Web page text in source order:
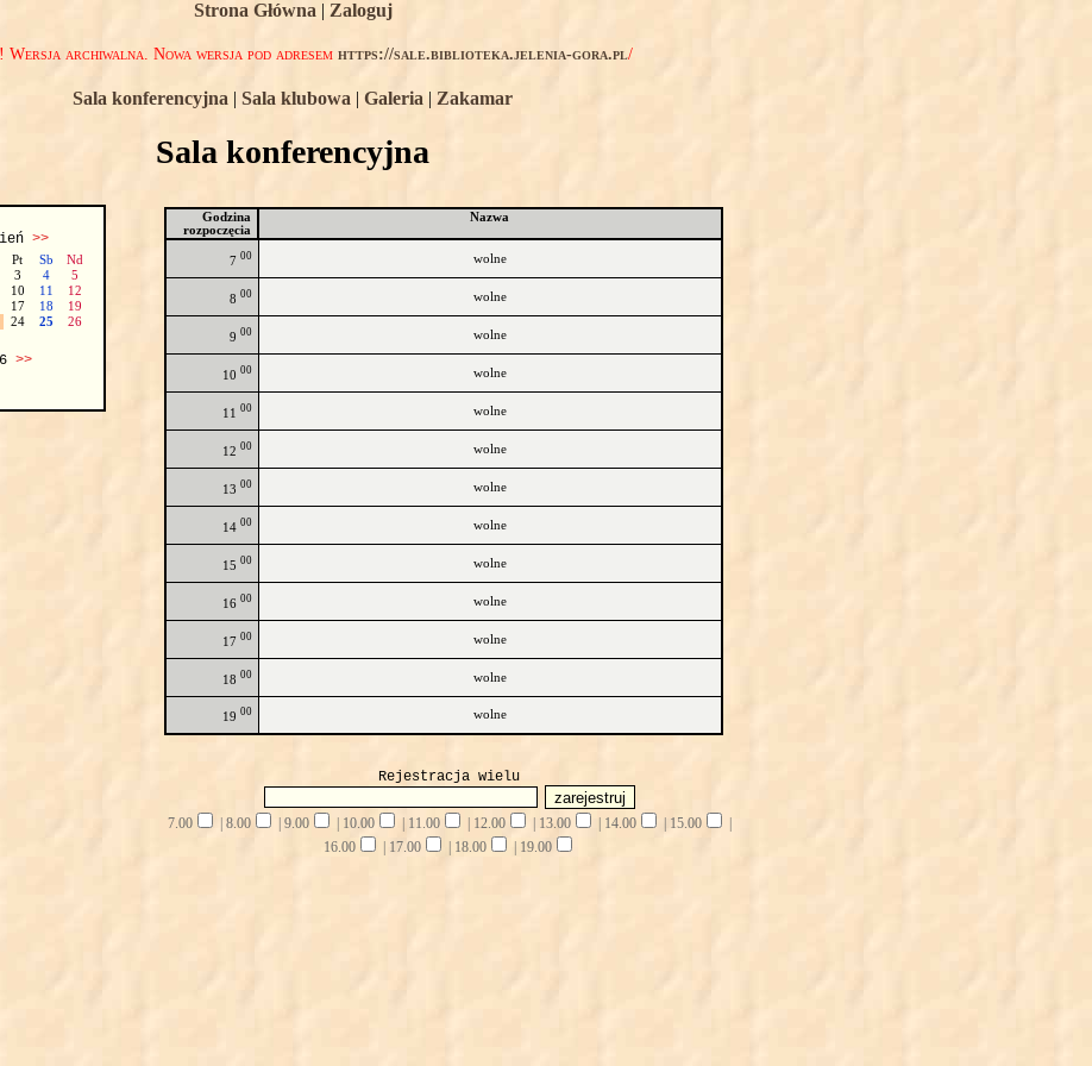
Strona Główna | Zaloguj
Wersja archiwalna. Nowa wersja pod adresem https://sale.biblioteka.jelenia-gora.pl/
Sala konferencyjna | Sala klubowa | Galeria | Zakamar
Sala konferencyjna
>>
Pt Sb
Nd
3 4
5
10 11
12
17 18
19
24 25
26
>>
Godzina
rozpoczęcia
Nazwa
7 00 wolne
8 00 wolne
9 00 wolne
10 00 wolne
11 00 wolne
12 00 wolne
13 00 wolne
14 00 wolne
15 00 wolne
16 00 wolne
17 00 wolne
18 00 wolne
19 00 wolne
Rejestracja wielu
7.00 8.00 9.00 10.00 11.00 12.00 13.00 14.00 15.00
16.00
17.00 18.00 19.00